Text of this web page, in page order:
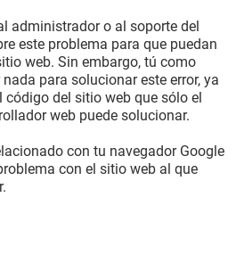
administrador o al soporte del
este problema para que puedan
web. Sin embargo, tú como
para solucionar este error, ya
código del sitio web que sólo el
web puede solucionar.
con tu navegador Google
con el sitio web al que